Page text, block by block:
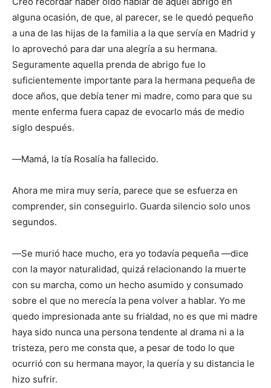
alguna ocasión, de que, al parecer, se le quedó pequeño
a una de las hijas de la familia a la que servía en Madrid y
lo aprovechó para dar una alegría a su hermana.
Seguramente aquella prenda de abrigo fue lo
suficientemente importante para la hermana pequeña de
doce años, que debía tener mi madre, como para que su
mente enferma fuera capaz de evocarlo más de medio
siglo después.
―Mamá, la tía Rosalía ha fallecido.
Ahora me mira muy sería, parece que se esfuerza en
comprender, sin conseguirlo. Guarda silencio solo unos
segundos.
―Se murió hace mucho, era yo todavía pequeña ―dice
con la mayor naturalidad, quizá relacionando la muerte
con su marcha, como un hecho asumido y consumado
sobre el que no merecía la pena volver a hablar. Yo me
quedo impresionada ante su frialdad, no es que mi madre
haya sido nunca una persona tendente al drama ni a la
tristeza, pero me consta que, a pesar de todo lo que
ocurrió con su hermana mayor, la quería y su distancia le
hizo sufrir.